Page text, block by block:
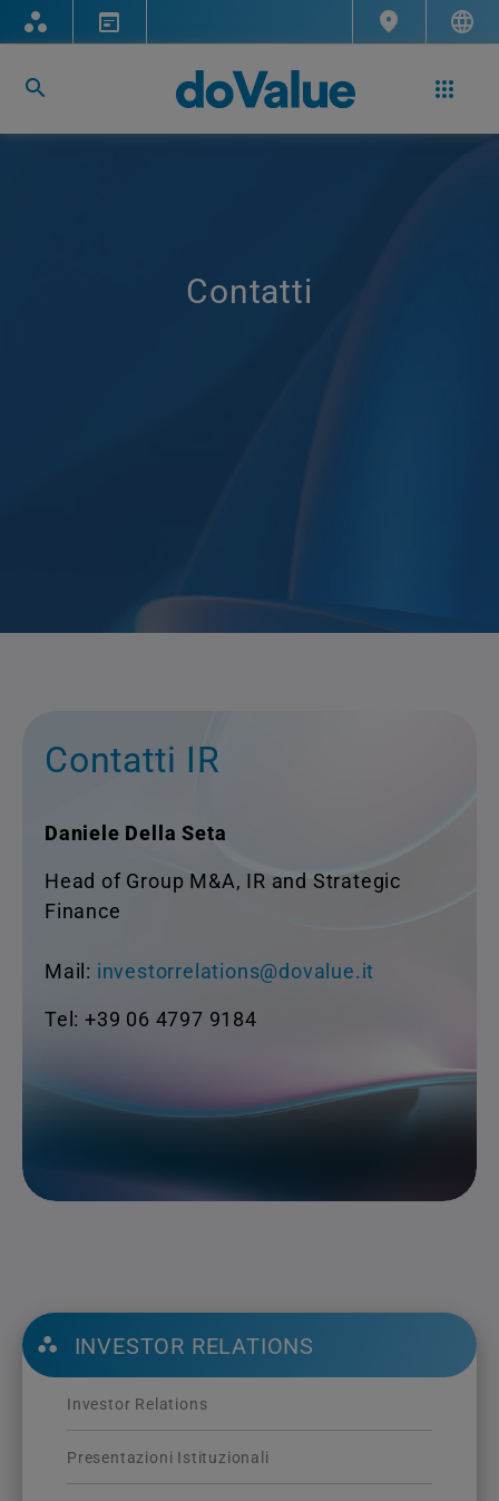
Contatti
Contatti IR
Daniele Della Seta
Head of Group M&A, IR and Strategic
Finance
Mail: investorrelations@dovalue.it
Tel: +39 06 4797 9184
INVESTOR RELATIONS
Investor Relations
Presentazioni Istituzionali